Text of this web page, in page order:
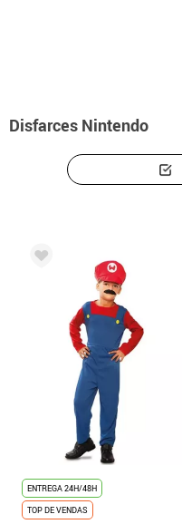
Disfarces Nintendo
ENTREGA 24H/48H
TOP DE VENDAS